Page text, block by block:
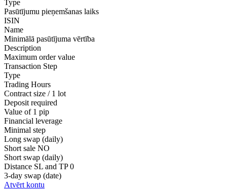
Type
Pasūtījumu pieņemšanas laiks
ISIN
Name
Minimālā pasūtījuma vērtība
Description
Maximum order value
Transaction Step
Type
Trading Hours
Contract size / 1 lot
Deposit required
Value of 1 pip
Financial leverage
Minimal step
Long swap (daily)
Short sale NO
Short swap (daily)
Distance SL and TP 0
3-day swap (date)
Atvērt kontu